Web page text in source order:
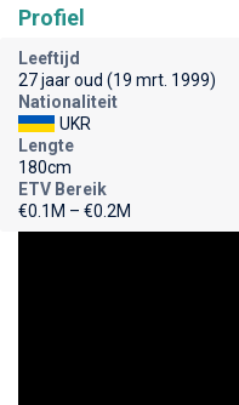
Profiel
Leeftijd
27 jaar oud (19 mrt. 1999)
Nationaliteit
UKR
Lengte
180cm
ETV Bereik
€0.1M – €0.2M